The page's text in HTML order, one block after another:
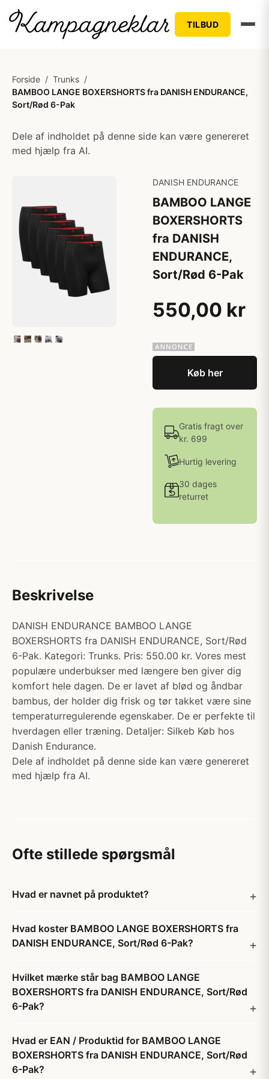
TILBUD
Forside / Trunks /
BAMBOO LANGE BOXERSHORTS fra DANISH ENDURANCE,
Sort/Rød 6-Pak
Dele af indholdet på denne side kan være genereret
med hjælp fra AI.
DANISH ENDURANCE
BAMBOO LANGE
BOXERSHORTS
fra DANISH
ENDURANCE,
Sort/Rød 6-Pak
550,00 kr
Køb her
Gratis fragt over
kr. 699
Hurtig levering
30 dages
returret
Beskrivelse
DANISH ENDURANCE BAMBOO LANGE
BOXERSHORTS fra DANISH ENDURANCE, Sort/Rød
6-Pak. Kategori: Trunks. Pris: 550.00 kr. Vores mest
populære underbukser med længere ben giver dig
komfort hele dagen. De er lavet af blød og åndbar
bambus, der holder dig frisk og tør takket være sine
temperaturregulerende egenskaber. De er perfekte til
hverdagen eller træning. Detaljer: Silkeb Køb hos
Danish Endurance.
Dele af indholdet på denne side kan være genereret
med hjælp fra AI.
Ofte stillede spørgsmål
Hvad er navnet på produktet?
Hvad koster BAMBOO LANGE BOXERSHORTS fra
DANISH ENDURANCE, Sort/Rød 6-Pak?
Hvilket mærke står bag BAMBOO LANGE
BOXERSHORTS fra DANISH ENDURANCE, Sort/Rød
6-Pak?
Hvad er EAN / Produktid for BAMBOO LANGE
BOXERSHORTS fra DANISH ENDURANCE, Sort/Rød
6-Pak?